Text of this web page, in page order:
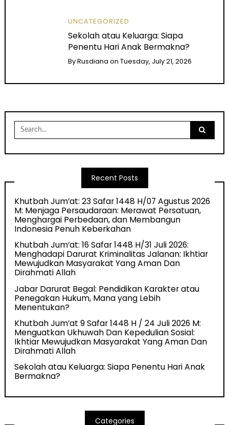
UNCATEGORIZED
Sekolah atau Keluarga: Siapa
Penentu Hari Anak Bermakna?
ByRusdiana onTuesday, July 21, 2026
Search
for:
Recent Posts
Khutbah Jum’at: 23 Safar 1448 H/07 Agustus 2026
M: Menjaga Persaudaraan: Merawat Persatuan,
Menghargai Perbedaan, dan Membangun
Indonesia Penuh Keberkahan
Khutbah Jum’at: 16 Safar 1448 H/31 Juli 2026:
Menghadapi Darurat Kriminalitas Jalanan: Ikhtiar
Mewujudkan Masyarakat Yang Aman Dan
Dirahmati Allah
Jabar Darurat Begal: Pendidikan Karakter atau
Penegakan Hukum, Mana yang Lebih
Menentukan?
Khutbah Jum’at 9 Safar 1448 H / 24 Juli 2026 M:
Menguatkan Ukhuwah Dan Kepedulian Sosial:
Ikhtiar Mewujudkan Masyarakat Yang Aman Dan
Dirahmati Allah
Sekolah atau Keluarga: Siapa Penentu Hari Anak
Bermakna?
Categories